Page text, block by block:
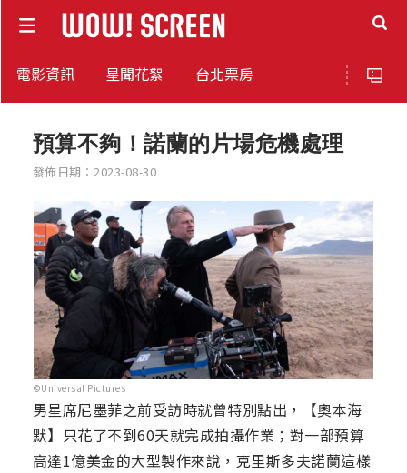
電影資訊 星聞花絮 台北票房
預算不夠！諾蘭的片場危機處理
發佈日期：2023-08-30
©Universal Pictures
男星席尼墨菲之前受訪時就曾特別點出，【奧本海
默】只花了不到60天就完成拍攝作業；對一部預算
高達1億美金的大型製作來說，克里斯多夫諾蘭這樣